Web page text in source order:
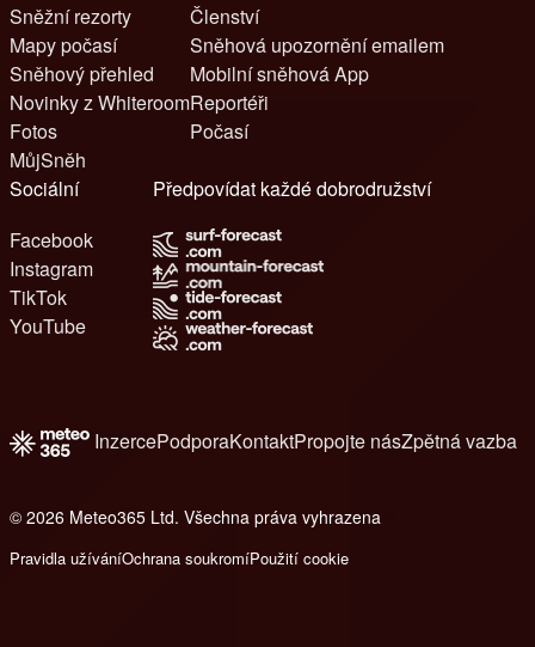
Sněžní rezorty
Mapy počasí
Sněhový přehled
Novinky z Whiteroom
Fotos
MůjSněh
Členství
Sněhová upozornění emailem
Mobilní sněhová App
Reportéři
Počasí
Sociální
Facebook
Instagram
TikTok
YouTube
Předpovídat každé dobrodružství
InzercePodporaKontaktPropojte násZpětná vazba
© 2026 Meteo365 Ltd. Všechna práva vyhrazena
Pravidla užíváníOchrana soukromíPoužití cookie